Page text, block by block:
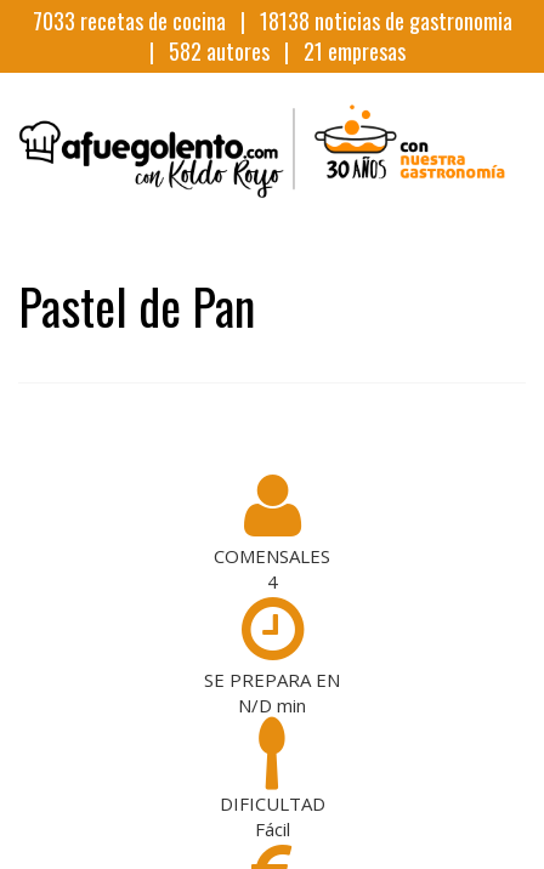
7033 recetas de cocina | 18138 noticias de gastronomia
| 582 autores | 21 empresas
Pastel de Pan
COMENSALES
4
SE PREPARA EN
N/D min
DIFICULTAD
Fácil